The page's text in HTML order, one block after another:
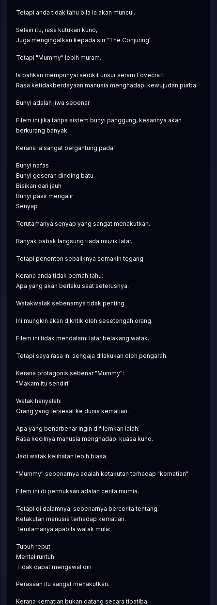
Tetapi anda tidak tahu bila ia akan muncul.
Selain itu, rasa kutukan kuno,
Juga mengingatkan kepada siri "The Conjuring".
Tetapi "Mummy" lebih muram.
Ia bahkan mempunyai sedikit unsur seram Lovecraft:
Rasa ketidakberdayaan manusia menghadapi kewujudan purba.
Bunyi adalah jiwa sebenar
Filem ini jika tanpa sistem bunyi panggung, kesannya akan
berkurang banyak.
Kerana ia sangat bergantung pada:
Bunyi nafas
Bunyi geseran dinding batu
Bisikan dari jauh
Bunyi pasir mengalir
Senyap
Terutamanya senyap yang sangat menakutkan.
Banyak babak langsung tiada muzik latar.
Tetapi penonton sebaliknya semakin tegang.
Kerana anda tidak pernah tahu:
Apa yang akan berlaku saat seterusnya.
Watakwatak sebenarnya tidak penting
Ini mungkin akan dikritik oleh sesetengah orang.
Filem ini tidak mendalami latar belakang watak.
Tetapi saya rasa ini sengaja dilakukan oleh pengarah.
Kerana protagonis sebenar "Mummy":
"Makam itu sendiri".
Watak hanyalah:
Orang yang tersesat ke dunia kematian.
Apa yang benarbenar ingin difilemkan ialah:
Rasa kecilnya manusia menghadapi kuasa kuno.
Jadi watak kelihatan lebih biasa.
"Mummy" sebenarnya adalah ketakutan terhadap "kematian"
Filem ini di permukaan adalah cerita mumia.
Tetapi di dalamnya, sebenarnya bercerita tentang:
Ketakutan manusia terhadap kematian.
Terutamanya apabila watak mula:
Tubuh reput
Mental runtuh
Tidak dapat mengawal diri
Perasaan itu sangat menakutkan.
Kerana kematian bukan datang secara tibatiba.